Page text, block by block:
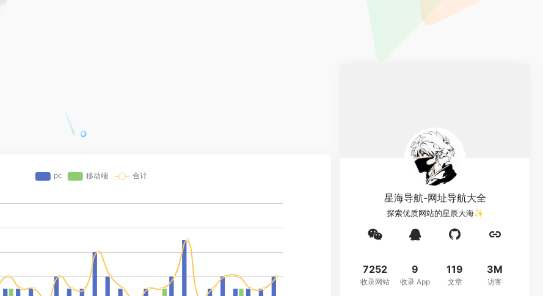
星海导航-网址导航大全
探索优质网站的星辰大海✨
7252
收录网站
9
收录 App
119
文章
3M
访客